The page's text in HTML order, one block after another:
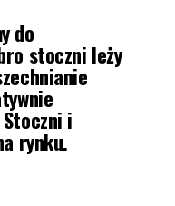
do
stoczni leży
i
rynku.